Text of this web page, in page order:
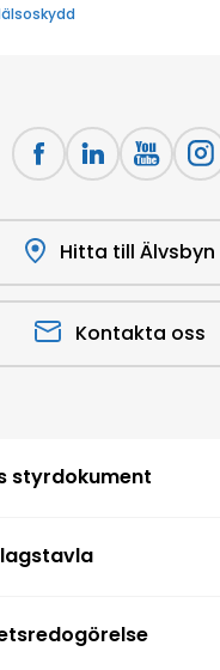
Hitta till Älvsbyn
Kontakta oss
styrdokument